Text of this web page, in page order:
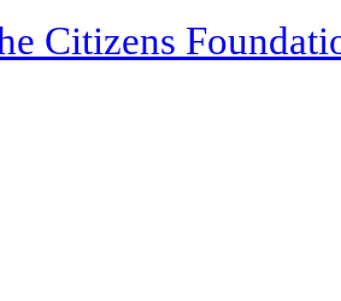
Citizens